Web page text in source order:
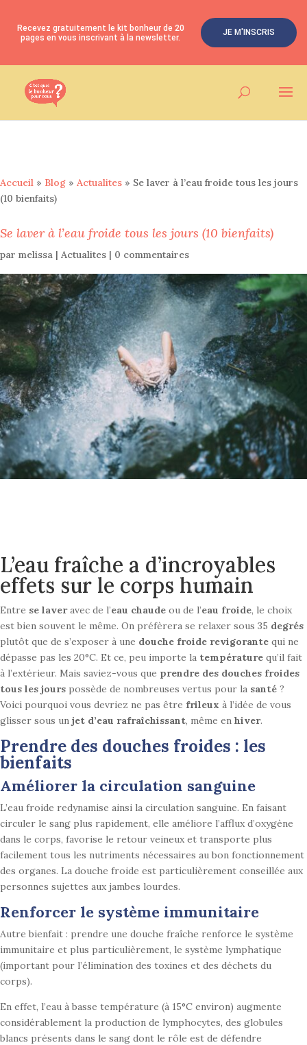
Accueil » Blog » Actualites » Se laver à l’eau froide tous les jours
(10 bienfaits)
Se laver à l’eau froide tous les jours (10 bienfaits)
par melissa | Actualites | 0 commentaires
L’eau fraîche a d’incroyables
effets sur le corps humain
Entre se laveravec de l’eau chaude ou de l’eau froide, le choix
est bien souvent le même. On préfèrera se relaxer sous 35 degrés
plutôt que de s’exposer à une douche froide revigorante qui ne
dépasse pas les 20°C. Et ce, peu importe la température qu’il fait
à l’extérieur. Mais saviez-vous que prendre des douches froides
tous les jours possède de nombreuses vertus pour la santé ?
Voici pourquoi vous devriez ne pas être frileux à l’idée de vous
glisser sous un jet d’eau rafraîchissant, même en hiver.
Prendre des douches froides : les
bienfaits
Améliorer la circulation sanguine
L’eau froide redynamise ainsi la circulation sanguine. En faisant
circuler le sang plus rapidement, elle améliore l’afflux d’oxygène
dans le corps, favorise le retour veineux et transporte plus
facilement tous les nutriments nécessaires au bon fonctionnement
des organes. La douche froide est particulièrement conseillée aux
personnes sujettes aux jambes lourdes.
Renforcer le système immunitaire
Autre bienfait : prendre une douche fraîche renforce le système
immunitaire et plus particulièrement, le système lymphatique
(important pour l’élimination des toxines et des déchets du
corps).
En effet, l’eau à basse température (à 15°C environ) augmente
considérablement la production de lymphocytes, des globules
blancs présents dans le sang dont le rôle est de défendre
Recevez gratuitement le kit bonheur de 20
pages en vous inscrivant à la newsletter.
JE M'INSCRIS